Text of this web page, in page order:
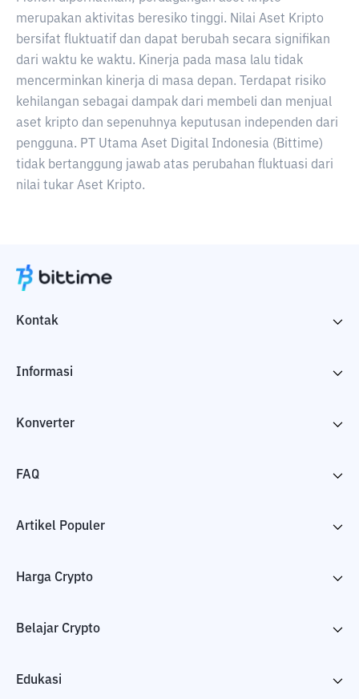
merupakan aktivitas beresiko tinggi. Nilai Aset Kripto
bersifat fluktuatif dan dapat berubah secara signifikan
dari waktu ke waktu. Kinerja pada masa lalu tidak
mencerminkan kinerja di masa depan. Terdapat risiko
kehilangan sebagai dampak dari membeli dan menjual
aset kripto dan sepenuhnya keputusan independen dari
pengguna. PT Utama Aset Digital Indonesia (Bittime)
tidak bertanggung jawab atas perubahan fluktuasi dari
nilai tukar Aset Kripto.
Kontak
Informasi
Konverter
FAQ
Artikel Populer
Harga Crypto
Belajar Crypto
Edukasi